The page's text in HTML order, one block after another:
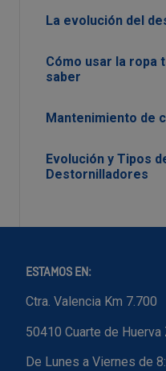
La evolución del
Cómo usar la ropa
saber
Mantenimiento de
Evolución y Tipos
Destornilladores
ESTAMOS EN:
Ctra. Valencia Km 7.700
50410 Cuarte de Huerva
De Lunes a Viernes de